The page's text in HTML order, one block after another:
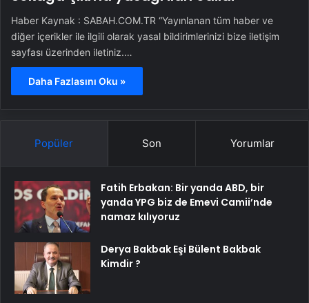
Haber Kaynak : SABAH.COM.TR “Yayınlanan tüm haber ve
diğer içerikler ile ilgili olarak yasal bildirimlerinizi bize iletişim
sayfası üzerinden iletiniz.…
Daha Fazlasını Oku »
Popüler Son Yorumlar
Fatih Erbakan: Bir yanda ABD, bir
yanda YPG biz de Emevi Camii’nde
namaz kılıyoruz
Derya Bakbak Eşi Bülent Bakbak
Kimdir ?